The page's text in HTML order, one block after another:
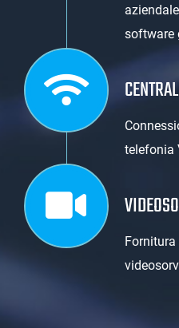
software
telefonia